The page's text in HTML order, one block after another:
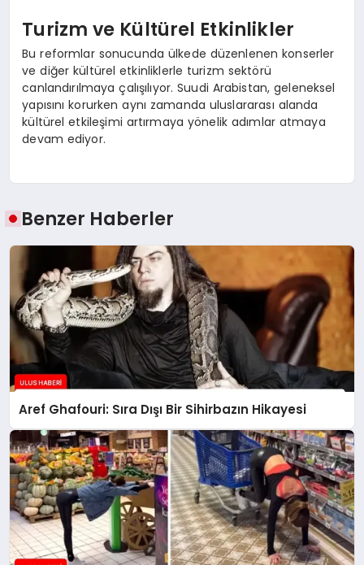
Turizm ve Kültürel Etkinlikler
Bu reformlar sonucunda ülkede düzenlenen konserler
ve diğer kültürel etkinliklerle turizm sektörü
canlandırılmaya çalışılıyor. Suudi Arabistan, geleneksel
yapısını korurken aynı zamanda uluslararası alanda
kültürel etkileşimi artırmaya yönelik adımlar atmaya
devam ediyor.
Benzer Haberler
Aref Ghafouri: Sıra Dışı Bir Sihirbazın Hikayesi